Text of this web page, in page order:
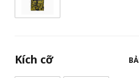
Kích cỡ